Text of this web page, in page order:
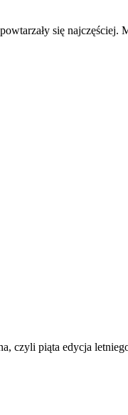
się
piąta edycja